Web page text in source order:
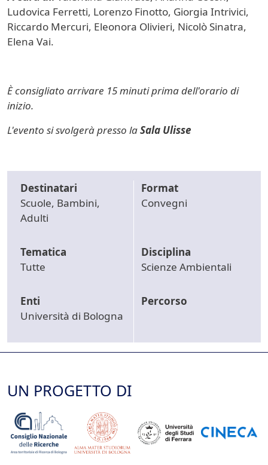
Ludovica Ferretti, Lorenzo Finotto, Giorgia Intrivici,
Riccardo Mercuri, Eleonora Olivieri, Nicolò Sinatra,
Elena Vai.
È consigliato arrivare 15 minuti prima dell'orario di
inizio.
L'evento si svolgerà presso laSala Ulisse
Destinatari
Scuole, Bambini,
Adulti
Format
Convegni
Tematica
Tutte
Disciplina
Scienze Ambientali
Enti
Università di Bologna
Percorso
UN PROGETTO DI